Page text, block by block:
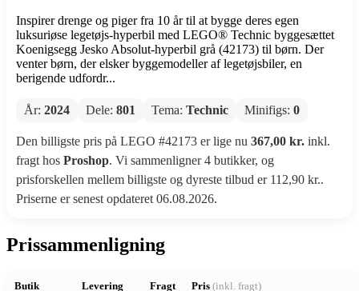
Inspirer drenge og piger fra 10 år til at bygge deres egen
luksuriøse legetøjs-hyperbil med LEGO® Technic byggesættet
Koenigsegg Jesko Absolut-hyperbil grå (42173) til børn. Der
venter børn, der elsker byggemodeller af legetøjsbiler, en
berigende udfordr...
År: 2024 Dele: 801 Tema: Technic Minifigs: 0
Den billigste pris på LEGO #42173 er lige nu 367,00 kr. inkl.
fragt hos Proshop. Vi sammenligner 4 butikker, og
prisforskellen mellem billigste og dyreste tilbud er 112,90 kr..
Priserne er senest opdateret 06.08.2026.
Prissammenligning
Butik Levering Fragt Pris (inkl. fragt)